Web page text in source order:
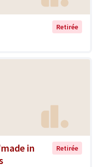
Retirée
in
Retirée